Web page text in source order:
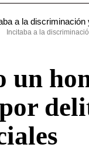
Incitaba a la
un